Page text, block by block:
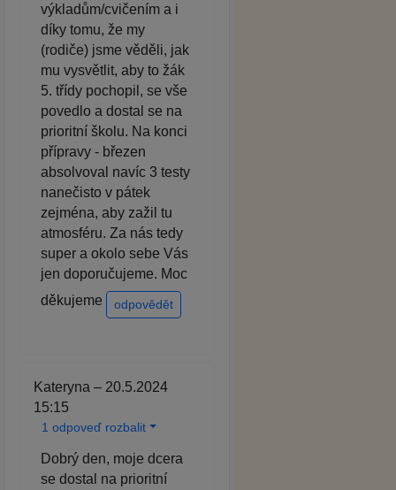
výkladům/cvičením a i
díky tomu, že my
(rodiče) jsme věděli, jak
mu vysvětlit, aby to žák
5. třídy pochopil, se vše
povedlo a dostal se na
prioritní školu. Na konci
přípravy - březen
absolvoval navíc 3 testy
nanečisto v pátek
zejména, aby zažil tu
atmosféru. Za nás tedy
super a okolo sebe Vás
jen doporučujeme. Moc
děkujeme
odpovědět
Kateryna – 20.5.2024
15:15
1 odpoveď rozbalit
Dobrý den, moje dcera
se dostal na prioritní